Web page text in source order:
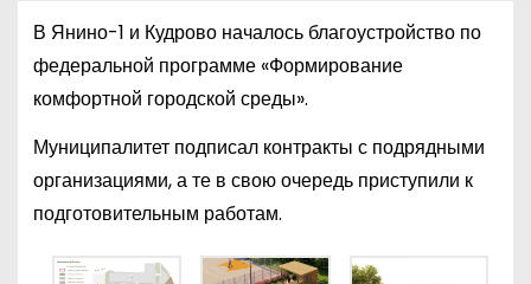
В Янино-1 и Кудрово началось благоустройство по
федеральной программе «Формирование
комфортной городской среды».
Муниципалитет подписал контракты с подрядными
организациями, а те в свою очередь приступили к
подготовительным работам.